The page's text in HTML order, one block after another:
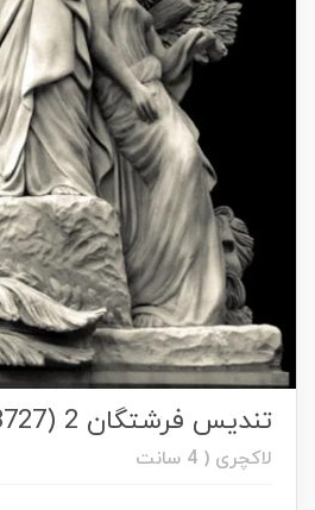
تندیس فرشتگان 2 (3727)
لاکچری ( 4 سانت